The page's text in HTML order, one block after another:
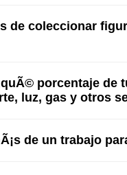
de coleccionar
porcentaje de
luz, gas y otros
de un trabajo